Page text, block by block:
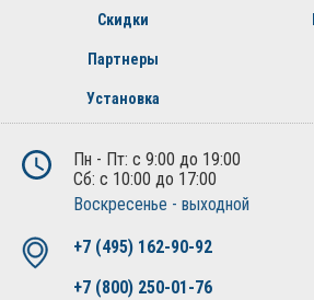
Скидки
Партнеры
Установка
Пн - Пт: с 9:00 до 19:00
Сб: с 10:00 до 17:00
Воскресенье - выходной
+7 (495) 162-90-92
+7 (800) 250-01-76